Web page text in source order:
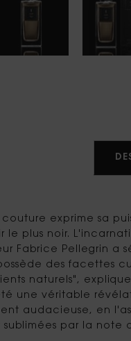
exprime sa
le plus noir.
Fabrice Pellegrin
des facettes
naturels",
une véritable
audacieuse, en
sublimées par la